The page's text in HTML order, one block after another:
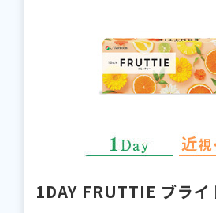
1DAY FRUTTIE ブライ